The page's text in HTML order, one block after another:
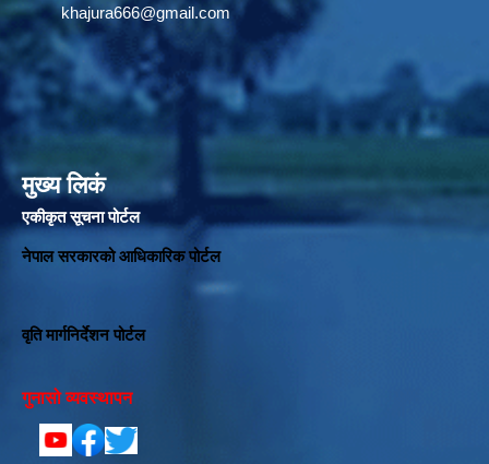
khajura666@gmail.com
मुख्य लिकं
एकीकृत सूचना पोर्टल
नेपाल सरकारको आधिकारिक पोर्टल
वृति मार्गनिर्देशन पोर्टल
गुनासो व्यवस्थापन